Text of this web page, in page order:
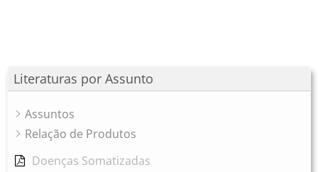
Literaturas por Assunto
Assuntos
Relação de Produtos
Doenças Somatizadas